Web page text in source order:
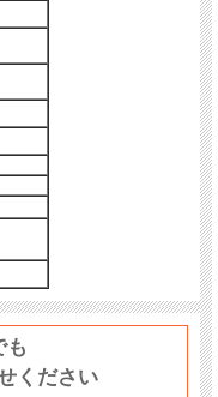
も
ください